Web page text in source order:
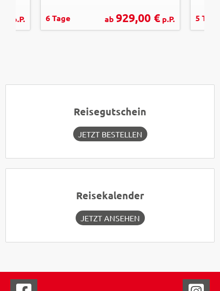
p.P. 6 Tage ab 929,00 €p.P. 5 Tage
Reisegutschein
JETZT BESTELLEN
Reisekalender
JETZT ANSEHEN